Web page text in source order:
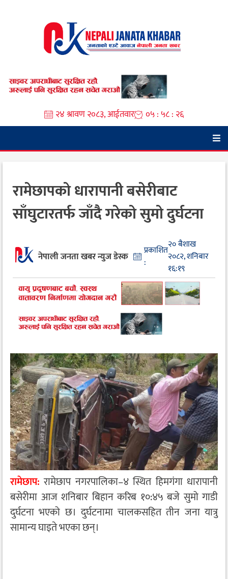
२४ श्रावण २०८३, आईतवार ०५ : ५८ : २६
रामेछापको धारापानी बसेरीबाट
साँघुटारतर्फ जाँदै गरेको सुमो दुर्घटना
नेपाली जनता खबर न्युज डेस्क
प्रकाशित
:
२० बैशाख
२०८२, शनिबार
१६:१९
रामेछाप: रामेछाप नगरपालिका–४ स्थित हिमगंगा धारापानी
बसेरीमा आज शनिबार बिहान करिब १०:४५ बजे सुमो गाडी
दुर्घटना भएको छ। दुर्घटनामा चालकसहित तीन जना यात्रु
सामान्य घाइते भएका छन्।